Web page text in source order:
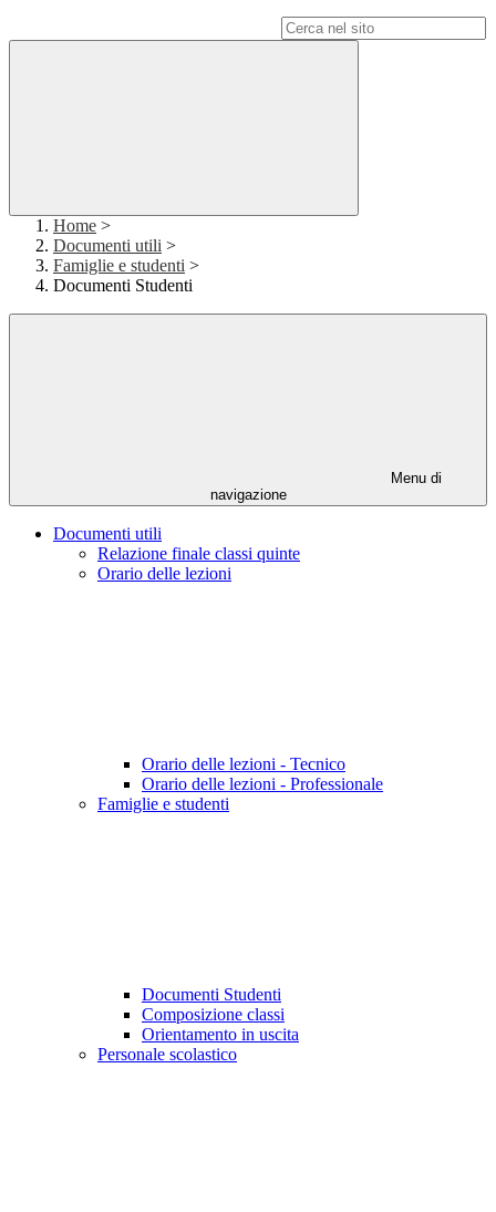
Home >
Documenti utili >
Famiglie e studenti >
Documenti Studenti
Menu di
navigazione
Documenti utili
Relazione finale classi quinte
Orario delle lezioni
Orario delle lezioni - Tecnico
Orario delle lezioni - Professionale
Famiglie e studenti
Documenti Studenti
Composizione classi
Orientamento in uscita
Personale scolastico